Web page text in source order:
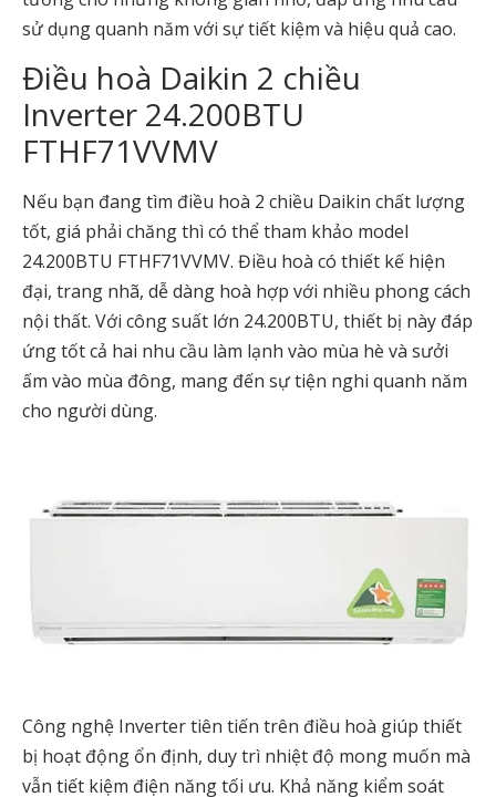
sử dụng quanh năm với sự tiết kiệm và hiệu quả cao.
Điều hoà Daikin 2 chiều
Inverter 24.200BTU
FTHF71VVMV
Nếu bạn đang tìm điều hoà 2 chiều Daikin chất lượng
tốt, giá phải chăng thì có thể tham khảo model
24.200BTU FTHF71VVMV. Điều hoà có thiết kế hiện
đại, trang nhã, dễ dàng hoà hợp với nhiều phong cách
nội thất. Với công suất lớn 24.200BTU, thiết bị này đáp
ứng tốt cả hai nhu cầu làm lạnh vào mùa hè và sưởi
ấm vào mùa đông, mang đến sự tiện nghi quanh năm
cho người dùng.
Công nghệ Inverter tiên tiến trên điều hoà giúp thiết
bị hoạt động ổn định, duy trì nhiệt độ mong muốn mà
vẫn tiết kiệm điện năng tối ưu. Khả năng kiểm soát